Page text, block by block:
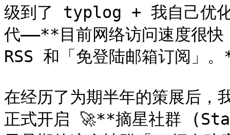
级到了 typlog + 我自己优
代——**目前网络访问速度很快
RSS 和「免登陆邮箱订阅」
在经历了为期半年的策展后
正式开启 🚀**摘星社群